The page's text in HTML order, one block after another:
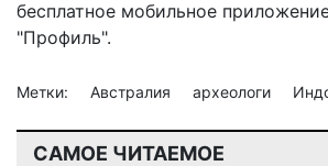
бесплатное мобильное
"Профиль".
Метки: Австралия археологи
САМОЕ ЧИТАЕМОЕ